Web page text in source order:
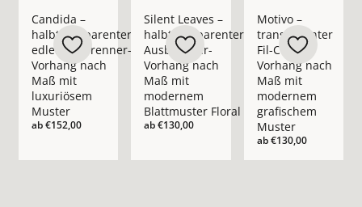
Candida –
halbtransparenter
edler Ausbrenner-
Vorhang nach
Maß mit
luxuriösem
Muster
ab€152,00
Silent Leaves –
halbtransparenter
Ausbrenner-
Vorhang nach
Maß mit
modernem
Blattmuster Floral
ab€130,00
Motivo –
transparenter
Fil-Coupé-
Vorhang nach
Maß mit
modernem
grafischem
Muster
ab€130,00